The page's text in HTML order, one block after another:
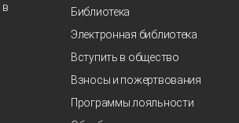
в
Библиотека
Электронная библиотека
Вступить в общество
Взносы и пожертвования
Программы лояльности